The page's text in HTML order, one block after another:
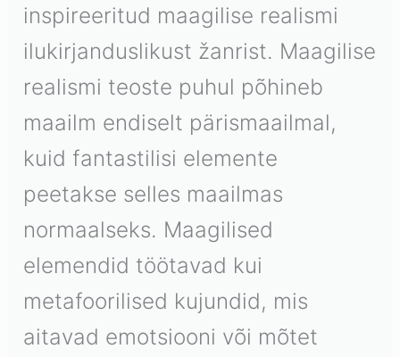
inspireeritud maagilise realismi
ilukirjanduslikust žanrist. Maagilise
realismi teoste puhul põhineb
maailm endiselt pärismaailmal,
kuid fantastilisi elemente
peetakse selles maailmas
normaalseks. Maagilised
elemendid töötavad kui
metafoorilised kujundid, mis
aitavad emotsiooni või mõtet